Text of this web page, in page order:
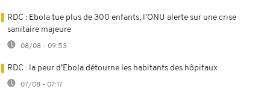
RDC : Ebola tue plus de 300 enfants, l'ONU alerte sur une crise
sanitaire majeure
08/08 - 09:53
RDC : la peur d’Ebola détourne les habitants des hôpitaux
07/08 - 07:17